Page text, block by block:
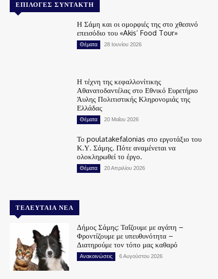
ΕΠΙΛΟΓΈΣ ΣΥΝΤΆΚΤΗ
Η Σάμη και οι ομορφιές της στο χθεσινό
επεισόδιο του «Akis’ Food Tour»
Θέματα 28 Ιουνίου 2026
Η τέχνη της κεφαλλονίτικης
Αθανατοδαντέλας στο Εθνικό Ευρετήριο
Άυλης Πολιτιστικής Κληρονομιάς της
Ελλάδας
Θέματα 20 Μαΐου 2026
Το poulatakefalonias στο εργοτάξιο του
Κ.Υ. Σάμης. Πότε αναμένεται να
ολοκληρωθεί το έργο.
Θέματα 20 Απριλίου 2026
ΤΕΛΕΥΤΑΊΑ ΝΈΑ
Δήμος Σάμης: Ταΐζουμε με αγάπη –
Φροντίζουμε με υπευθυνότητα –
Διατηρούμε τον τόπο μας καθαρό
Ανακοινώσεις 6 Αυγούστου 2026